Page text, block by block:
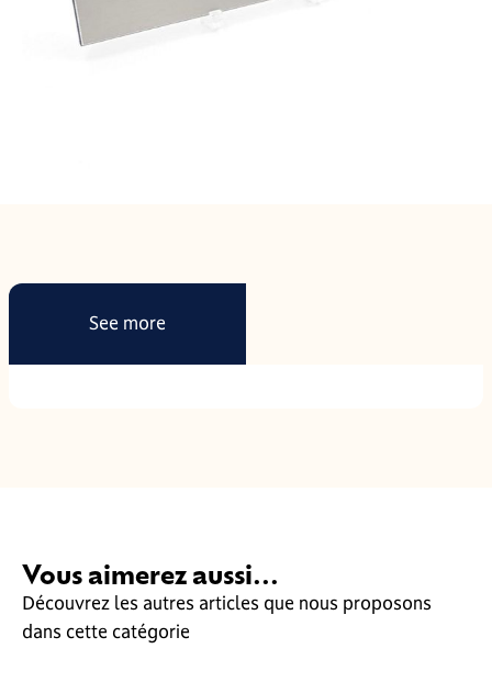
See more
Vous aimerez aussi...
Découvrez les autres articles que nous proposons
dans cette catégorie